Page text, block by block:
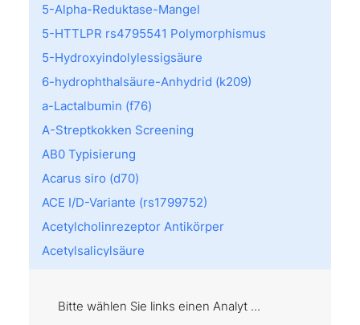
5-Alpha-Reduktase-Mangel
5-HTTLPR rs4795541 Polymorphismus
5-Hydroxyindolylessigsäure
6-hydrophthalsäure-Anhydrid (k209)
a-Lactalbumin (f76)
A-Streptkokken Screening
AB0 Typisierung
Acarus siro (d70)
ACE I/D-Variante (rs1799752)
Acetylcholinrezeptor Antikörper
Acetylsalicylsäure
Acremonium kiliense (m202)
Bitte wählen Sie links einen Analyt ...